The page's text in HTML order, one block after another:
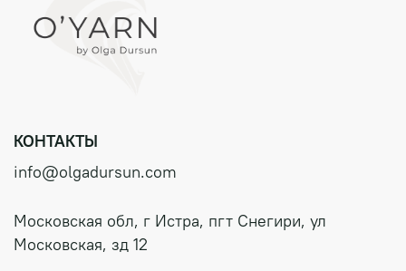
КОНТАКТЫ
info@olgadursun.com
Московская обл, г Истра, пгт Снегири, ул
Московская, зд 12